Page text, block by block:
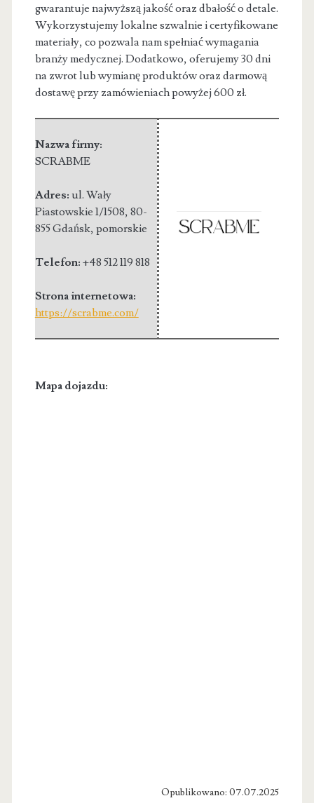
gwarantuje najwyższą jakość oraz dbałość o detale.
Wykorzystujemy lokalne szwalnie i certyfikowane
materiały, co pozwala nam spełniać wymagania
branży medycznej. Dodatkowo, oferujemy 30 dni
na zwrot lub wymianę produktów oraz darmową
dostawę przy zamówieniach powyżej 600 zł.
Nazwa firmy:
SCRABME
Adres: ul. Wały
Piastowskie 1/1508, 80-
855 Gdańsk, pomorskie
Telefon: +48 512 119 818
Strona internetowa:
https://scrabme.com/
Mapa dojazdu:
Opublikowano: 07.07.2025